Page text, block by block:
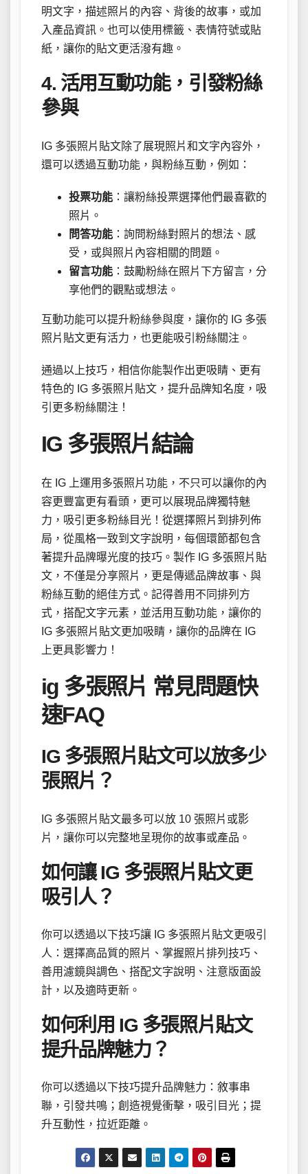
明文字，描述照片的內容、背後的故事，或加
入產品資訊。也可以使用標籤、表情符號或貼
紙，讓你的貼文更活潑有趣。
4. 活用互動功能，引發粉絲
參與
IG 多張照片貼文除了展現照片和文字內容外，
還可以透過互動功能，與粉絲互動，例如：
投票功能 ：讓粉絲投票選擇他們最喜歡的
照片。
問答功能 ：詢問粉絲對照片的想法、感
受，或與照片內容相關的問題。
留言功能 ：鼓勵粉絲在照片下方留言，分
享他們的觀點或想法。
互動功能可以提升粉絲參與度，讓你的 IG 多張
照片貼文更有活力，也更能吸引粉絲關注。
通過以上技巧，相信你能製作出更吸睛、更有
特色的 IG 多張照片貼文，提升品牌知名度，吸
引更多粉絲關注！
IG 多張照片結論
在 IG 上運用多張照片功能，不只可以讓你的內
容更豐富更有看頭，更可以展現品牌獨特魅
力，吸引更多粉絲目光！從選擇照片到排列佈
局，從風格一致到文字說明，每個環節都包含
著提升品牌曝光度的技巧。製作 IG 多張照片貼
文，不僅是分享照片，更是傳遞品牌故事、與
粉絲互動的絕佳方式。記得善用不同排列方
式，搭配文字元素，並活用互動功能，讓你的
IG 多張照片貼文更加吸睛，讓你的品牌在 IG
上更具影響力！
ig 多張照片 常見問題快
速FAQ
IG 多張照片貼文可以放多少
張照片？
IG 多張照片貼文最多可以放 10 張照片或影
片，讓你可以完整地呈現你的故事或產品。
如何讓 IG 多張照片貼文更
吸引人？
你可以透過以下技巧讓 IG 多張照片貼文更吸引
人：選擇高品質的照片、掌握照片排列技巧、
善用濾鏡與調色、搭配文字說明、注意版面設
計，以及適時更新。
如何利用 IG 多張照片貼文
提升品牌魅力？
你可以透過以下技巧提升品牌魅力：敘事串
聯，引發共鳴；創造視覺衝擊，吸引目光；提
升互動性，拉近距離。